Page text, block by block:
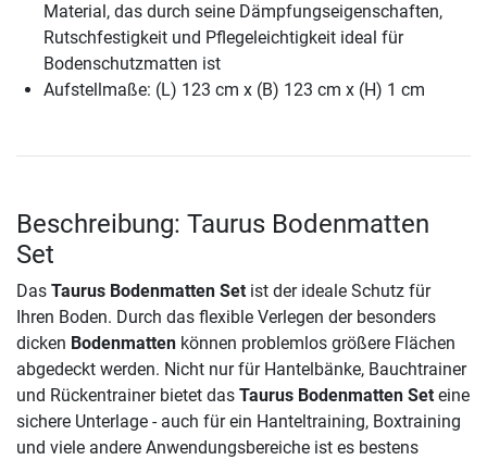
Material, das durch seine Dämpfungseigenschaften,
Rutschfestigkeit und Pflegeleichtigkeit ideal für
Bodenschutzmatten ist
Aufstellmaße: (L) 123 cm x (B) 123 cm x (H) 1 cm
Beschreibung: Taurus Bodenmatten
Set
Das Taurus Bodenmatten Set ist der ideale Schutz für
Ihren Boden. Durch das flexible Verlegen der besonders
dicken Bodenmatten können problemlos größere Flächen
abgedeckt werden. Nicht nur für Hantelbänke, Bauchtrainer
und Rückentrainer bietet das Taurus Bodenmatten Set eine
sichere Unterlage - auch für ein Hanteltraining, Boxtraining
und viele andere Anwendungsbereiche ist es bestens